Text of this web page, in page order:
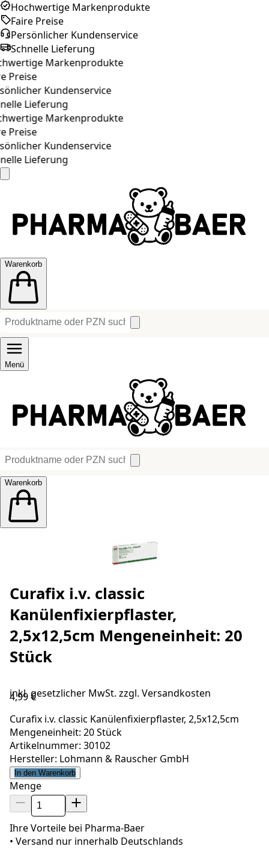
Hochwertige Markenprodukte
Faire Preise
Persönlicher Kundenservice
Schnelle Lieferung
Markenprodukte
Preise
Kundenservice
Lieferung
Markenprodukte
Preise
Kundenservice
Lieferung
Warenkorb
Menü
Warenkorb
Curafix i.v. classic
Kanülenfixierpflaster,
2,5x12,5cm Mengeneinheit: 20
Stück
inkl. gesetzlicher MwSt. zzgl. Versandkosten
4,99 €
Curafix i.v. classic Kanülenfixierpflaster, 2,5x12,5cm
Mengeneinheit: 20 Stück
Artikelnummer: 30102
Hersteller: Lohmann & Rauscher GmbH
In den Warenkorb
Menge
Ihre Vorteile bei Pharma-Baer
• Versand nur innerhalb Deutschlands